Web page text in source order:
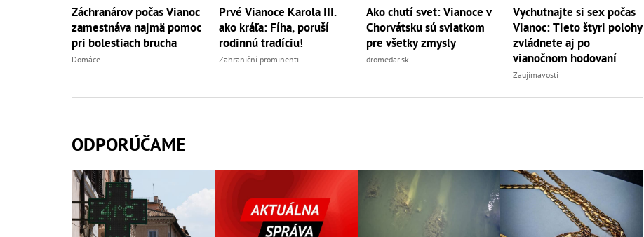
Záchranárov počas Vianoc
zamestnáva najmä pomoc
pri bolestiach brucha
Domáce
Prvé Vianoce Karola III.
ako kráľa: Fíha, poruší
rodinnú tradíciu!
Zahraniční prominenti
Ako chutí svet: Vianoce v
Chorvátsku sú sviatkom
pre všetky zmysly
dromedar.sk
Vychutnajte si sex počas
Vianoc: Tieto štyri polohy
zvládnete aj po
vianočnom hodovaní
Zaujímavosti
ODPORÚČAME